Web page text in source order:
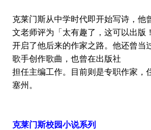
克莱门斯从中学时代即开始写诗，他
文老师评为「太有趣了，这可以出版
开启了他后来的作家之路。他还曾当
歌手创作歌曲，也曾在出版社
担任主编工作。目前则是专职作家，
塞州。
克莱门斯校园小说系列